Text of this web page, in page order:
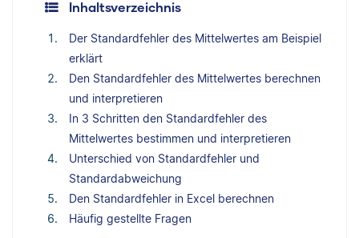
Inhaltsverzeichnis
Der Standardfehler des Mittelwertes am Beispiel
erklärt
Den Standardfehler des Mittelwertes berechnen
und interpretieren
In 3 Schritten den Standardfehler des
Mittelwertes bestimmen und interpretieren
Unterschied von Standardfehler und
Standardabweichung
Den Standardfehler in Excel berechnen
Häufig gestellte Fragen